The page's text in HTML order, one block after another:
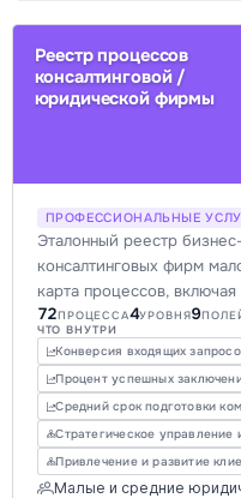
Реестр процессов
консалтинговой /
юридической фирмы
ПРОФЕССИОНАЛЬНЫЕ
Эталонный реестр
консалтинговых фирм
карта процессов,
дел, документооборот и
оптимизации работы и
72ПРОЦЕССА4УРОВНЯ9
ЧТО ВНУТРИ
Конверсия входящих
Процент успешных
Средний срок подготовки
Стратегическое управление
Привлечение и развитие
Малые и средние